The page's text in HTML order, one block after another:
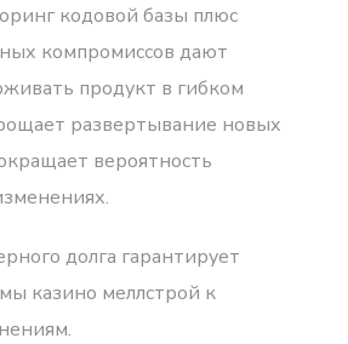
кодовой базы плюс
компромиссов дают
продукт в гибком
развертывание новых
вероятность
долга гарантирует
казино меллстрой к